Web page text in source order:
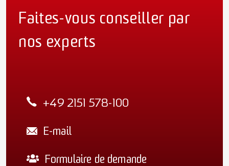
Faites-vous conseiller par
nos experts
+49 2151 578-100
E-mail
Formulaire de demande